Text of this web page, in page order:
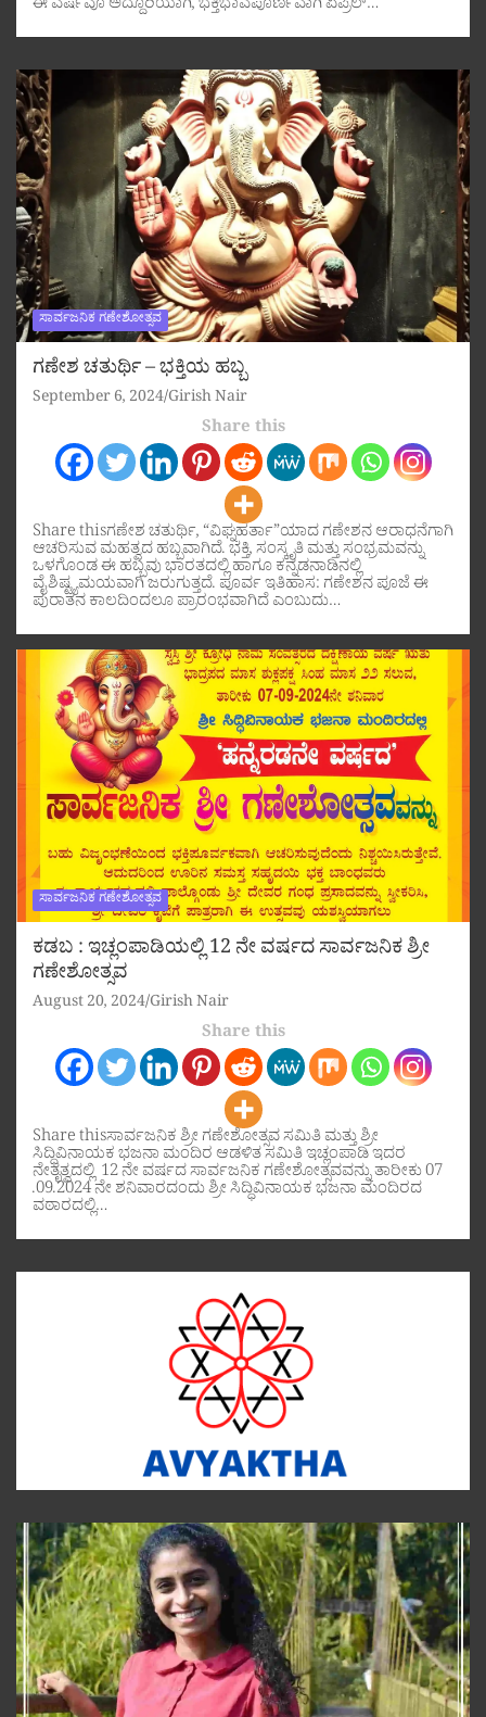
ಈ ವರ್ಷವೂ ಅದ್ದೂರಿಯಾಗಿ, ಭಕ್ತಿಭಾವಪೂರ್ಣವಾಗಿ ಏಪ್ರಿಲ್…
ಸಾರ್ವಜನಿಕ ಗಣೇಶೋತ್ಸವ
ಗಣೇಶ ಚತುರ್ಥಿ – ಭಕ್ತಿಯ ಹಬ್ಬ
September 6, 2024 Girish Nair
Share this
Share thisಗಣೇಶ ಚತುರ್ಥಿ, “ವಿಘ್ನಹರ್ತಾ”ಯಾದ ಗಣೇಶನ ಆರಾಧನೆಗಾಗಿ
ಆಚರಿಸುವ ಮಹತ್ವದ ಹಬ್ಬವಾಗಿದೆ. ಭಕ್ತಿ, ಸಂಸ್ಕೃತಿ ಮತ್ತು ಸಂಭ್ರಮವನ್ನು
ಒಳಗೊಂಡ ಈ ಹಬ್ಬವು ಭಾರತದಲ್ಲಿ ಹಾಗೂ ಕನ್ನಡನಾಡಿನಲ್ಲಿ
ವೈಶಿಷ್ಟ್ಯಮಯವಾಗಿ ಜರುಗುತ್ತದೆ. ಪೂರ್ವ ಇತಿಹಾಸ: ಗಣೇಶನ ಪೂಜೆ ಈ
ಪುರಾತನ ಕಾಲದಿಂದಲೂ ಪ್ರಾರಂಭವಾಗಿದೆ ಎಂಬುದು…
ಸಾರ್ವಜನಿಕ ಗಣೇಶೋತ್ಸವ
ಕಡಬ : ಇಚ್ಲಂಪಾಡಿಯಲ್ಲಿ 12 ನೇ ವರ್ಷದ ಸಾರ್ವಜನಿಕ ಶ್ರೀ
ಗಣೇಶೋತ್ಸವ
August 20, 2024 Girish Nair
Share this
Share thisಸಾರ್ವಜನಿಕ ಶ್ರೀ ಗಣೇಶೋತ್ಸವ ಸಮಿತಿ ಮತ್ತು ಶ್ರೀ
ಸಿದ್ಧಿವಿನಾಯಕ ಭಜನಾ ಮಂದಿರ ಆಡಳಿತ ಸಮಿತಿ ಇಚ್ಲಂಪಾಡಿ ಇದರ
ನೇತೃತ್ವದಲ್ಲಿ 12 ನೇ ವರ್ಷದ ಸಾರ್ವಜನಿಕ ಗಣೇಶೋತ್ಸವವನ್ನು ತಾರೀಕು 07
.09.2024 ನೇ ಶನಿವಾರದಂದು ಶ್ರೀ ಸಿದ್ಧಿವಿನಾಯಕ ಭಜನಾ ಮಂದಿರದ
ವಠಾರದಲ್ಲಿ…